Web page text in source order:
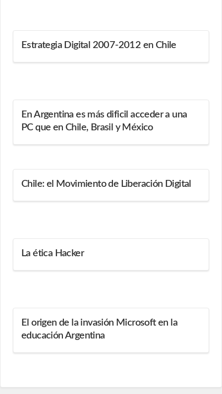
Estrategia Digital 2007-2012 en Chile
En Argentina es más dificil acceder a una
PC que en Chile, Brasil y México
Chile: el Movimiento de Liberación Digital
La ética Hacker
El origen de la invasión Microsoft en la
educación Argentina